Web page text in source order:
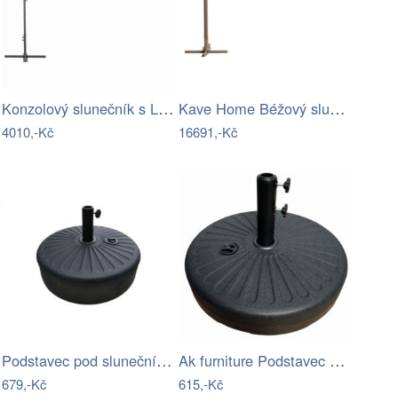
Konzolový slunečník s LED světly Ø 350…
4010,-Kč
Kave Home Béžový slunečník Noli 300 x…
16691,-Kč
Podstavec pod slunečník Houseland Bixi…
679,-Kč
Ak furniture Podstavec pod slunečník…
615,-Kč